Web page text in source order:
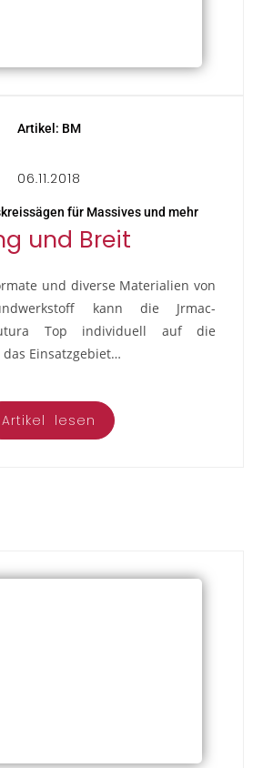
Artikel: BM
06.11.2018
für Massives und mehr
und Breit
und diverse Materialien von
kann die Jrmac-
Top individuell auf die
Einsatzgebiet…
Artikel lesen